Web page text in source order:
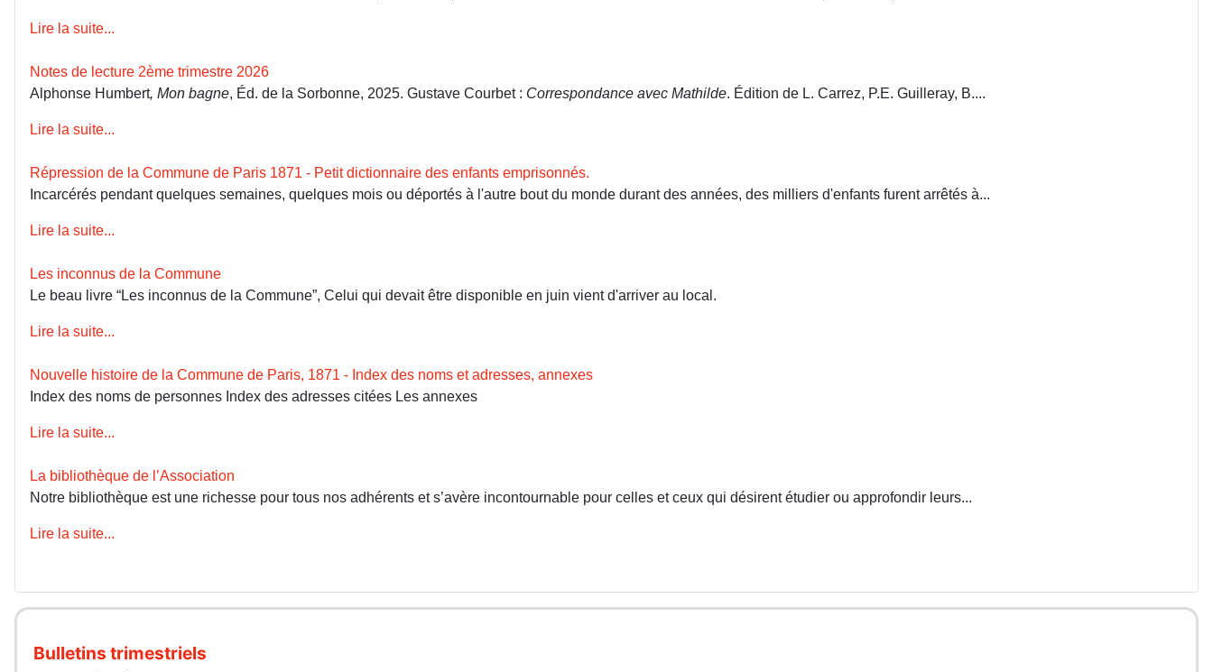
Lire la suite...
Notes de lecture 2ème trimestre 2026
Alphonse Humbert, Mon bagne, Éd. de la Sorbonne, 2025. Gustave Courbet : Correspondance avec Mathilde. Édition de L. Carrez, P.E. Guilleray, B....
Lire la suite...
Répression de la Commune de Paris 1871 - Petit dictionnaire des enfants emprisonnés.
Incarcérés pendant quelques semaines, quelques mois ou déportés à l'autre bout du monde durant des années, des milliers d'enfants furent arrêtés à...
Lire la suite...
Les inconnus de la Commune
Le beau livre “Les inconnus de la Commune”, Celui qui devait être disponible en juin vient d'arriver au local.
Lire la suite...
Nouvelle histoire de la Commune de Paris, 1871 - Index des noms et adresses, annexes
Index des noms de personnes Index des adresses citées Les annexes
Lire la suite...
La bibliothèque de l’Association
Notre bibliothèque est une richesse pour tous nos adhérents et s’avère incontournable pour celles et ceux qui désirent étudier ou approfondir leurs...
Lire la suite...
Bulletins trimestriels